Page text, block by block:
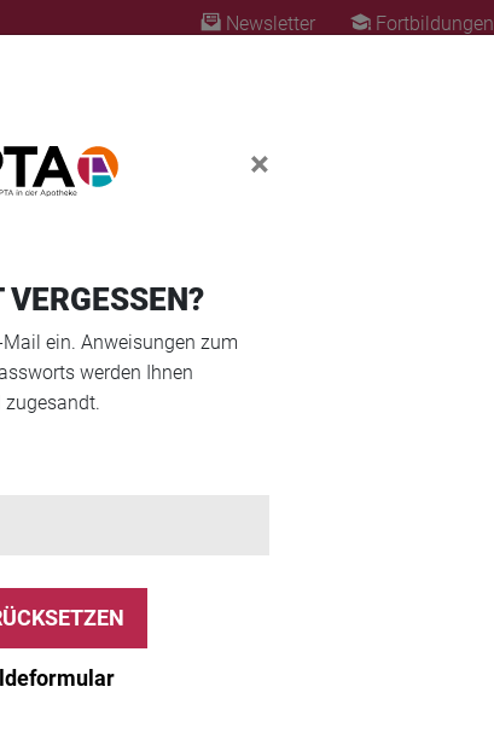
Newsletter Fortbildungen
×
VERGESSEN?
Mail ein. Anweisungen zum
werden Ihnen
zugesandt.